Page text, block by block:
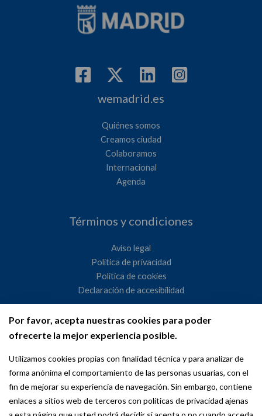
Por favor, acepta nuestras cookies para poder
ofrecerte la mejor experiencia posible.
Utilizamos cookies propias con finalidad técnica y para analizar de
forma anónima el comportamiento de las personas usuarias, con el
fin de mejorar su experiencia de navegación. Sin embargo, contiene
enlaces a sitios web de terceros con políticas de privacidad ajenas
wemadrid.es
Quiénes somos
Creamos ciudad
Colaboramos
Internacional
Agenda
Términos y condiciones
Aviso legal
Política de privacidad
Política de cookies
Declaración de accesibilidad
Ayuntamiento de Madrid
WeMadrid es un sitio web del Ayuntamiento de Madrid
dedicado a las relaciones institucionales y la actividad
internacional del Alcalde. ​